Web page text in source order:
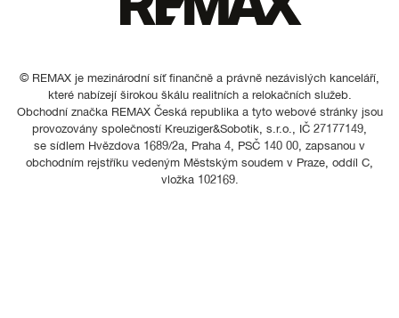
© REMAX je mezinárodní síť finančně a právně nezávislých kanceláří,
které nabízejí širokou škálu realitních a relokačních služeb.
Obchodní značka REMAX Česká republika a tyto webové stránky jsou
provozovány společností Kreuziger&Sobotik, s.r.o., IČ 27177149,
se sídlem Hvězdova 1689/2a, Praha 4, PSČ 140 00, zapsanou v
obchodním rejstříku vedeným Městským soudem v Praze, oddíl C,
vložka 102169.